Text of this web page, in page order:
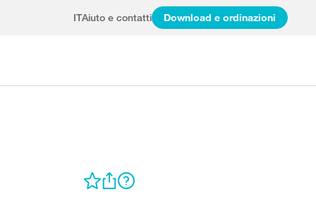
ITAiuto e contatti Download e ordinazioni